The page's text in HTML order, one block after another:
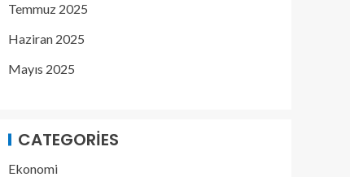
Temmuz 2025
Haziran 2025
Mayıs 2025
CATEGORIES
Ekonomi